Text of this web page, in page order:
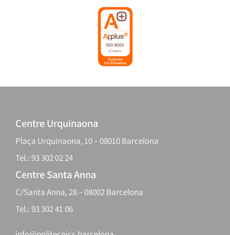
Centre Urquinaona
Plaça Urquinaona, 10 – 08010 Barcelona
Tel.: 93 302 02 24
Centre Santa Anna
C/Santa Anna, 28 – 08002 Barcelona
Tel.: 93 302 41 06